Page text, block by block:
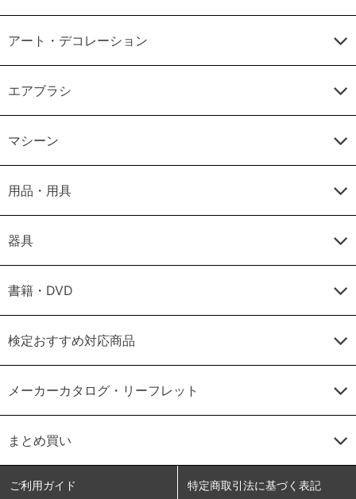
アート・デコレーション
エアブラシ
マシーン
用品・用具
器具
書籍・DVD
検定おすすめ対応商品
メーカーカタログ・リーフレット
まとめ買い
ご利用ガイド 特定商取引法に基づく表記